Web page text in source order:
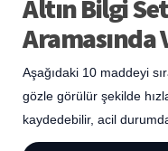
Altın Bilgi
Aramasında
Aşağıdaki 10 maddeyi
gözle görülür şekilde
kaydedebilir, acil